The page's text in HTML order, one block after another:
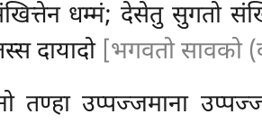
धम्मं; देसेतु सुगतो
दायादो [भगवतो सावको
तण्हा उप्पज्जमाना